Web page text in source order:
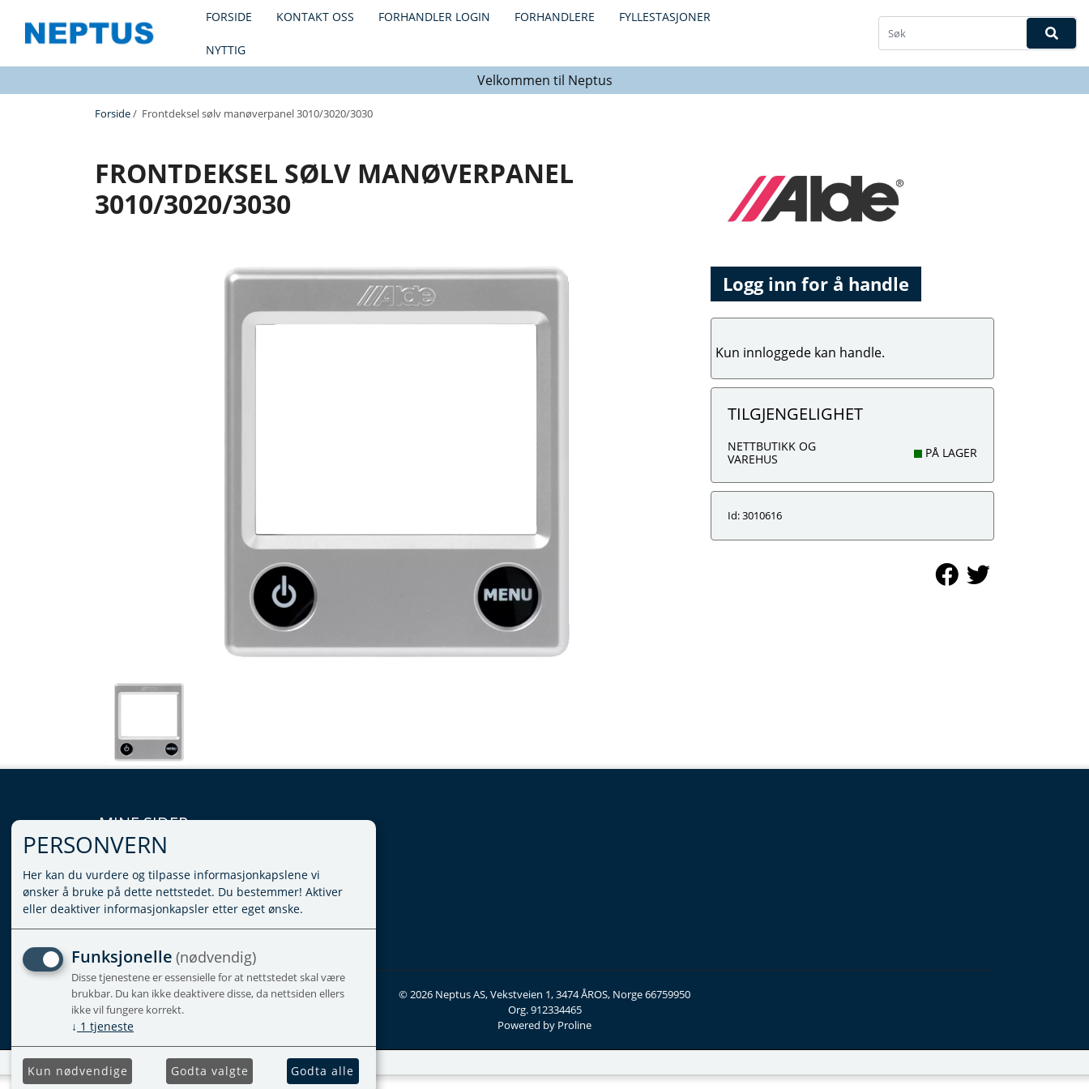
FORSIDE KONTAKT OSS FORHANDLER LOGIN FORHANDLERE FYLLESTASJONER
NYTTIG
Velkommen til Neptus
Forside/ Frontdeksel sølv manøverpanel 3010/3020/3030
FRONTDEKSEL SØLV MANØVERPANEL
3010/3020/3030
Logg inn for å handle
Kun innloggede kan handle.
TILGJENGELIGHET
NETTBUTIKK OG
VAREHUS
PÅ LAGER
Id: 3010616
MINE SIDER
LOGG INN
VILKÅR
PERSONVERNERKLÆRING
ADMINISTRER COOKIES
© 2026 Neptus AS, Vekstveien 1, 3474 ÅROS, Norge 66759950
Org. 912334465
Powered by Proline
PERSONVERN
Her kan du vurdere og tilpasse informasjonkapslene vi
ønsker å bruke på dette nettstedet. Du bestemmer! Aktiver
eller deaktiver informasjonkapsler etter eget ønske.
Funksjonelle (nødvendig)
Disse tjenestene er essensielle for at nettstedet skal være
brukbar. Du kan ikke deaktivere disse, da nettsiden ellers
ikke vil fungere korrekt.
↓ 1 tjeneste
Kun nødvendige Godta valgte Godta alle